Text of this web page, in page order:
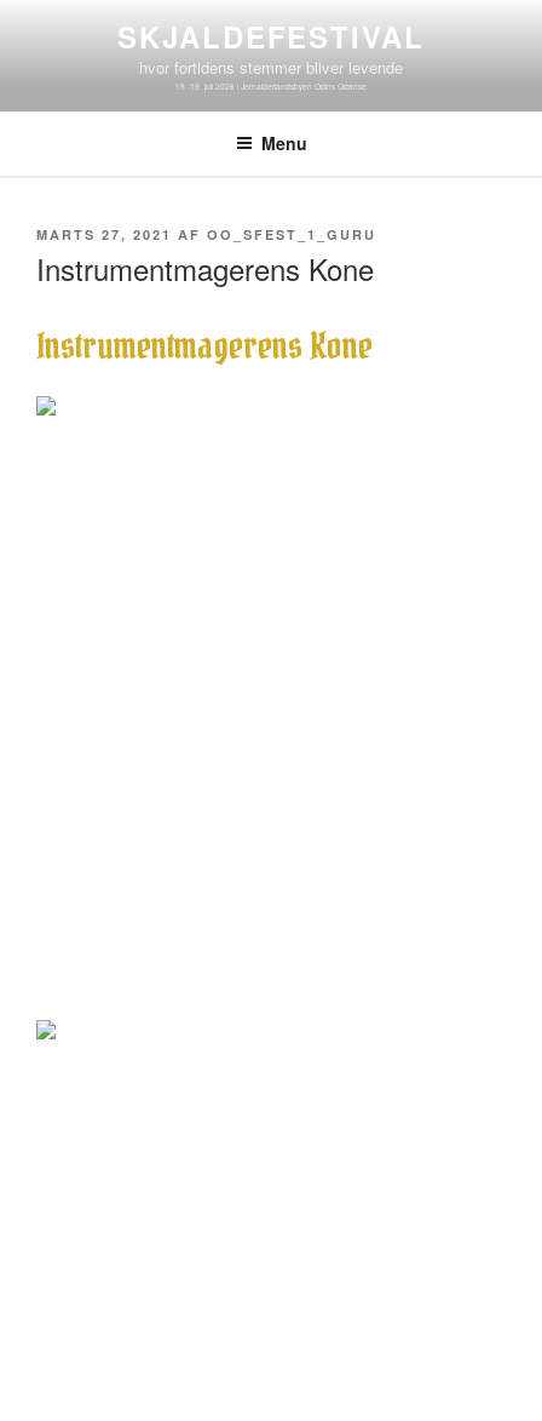
SKJALDEFESTIVAL
hvor fortidens stemmer bliver levende
Menu
UDGIVET
MARTS 27, 2021 AF OO_SFEST_1_GURU
Instrumentmagerens Kone
Instrumentmagerens Kone